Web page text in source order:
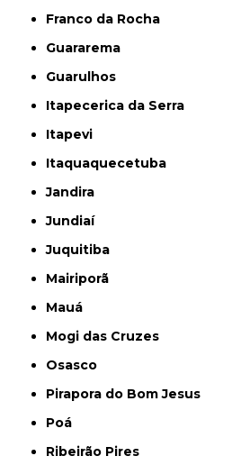
Franco da Rocha
Guararema
Guarulhos
Itapecerica da Serra
Itapevi
Itaquaquecetuba
Jandira
Jundiaí
Juquitiba
Mairiporã
Mauá
Mogi das Cruzes
Osasco
Pirapora do Bom Jesus
Poá
Ribeirão Pires